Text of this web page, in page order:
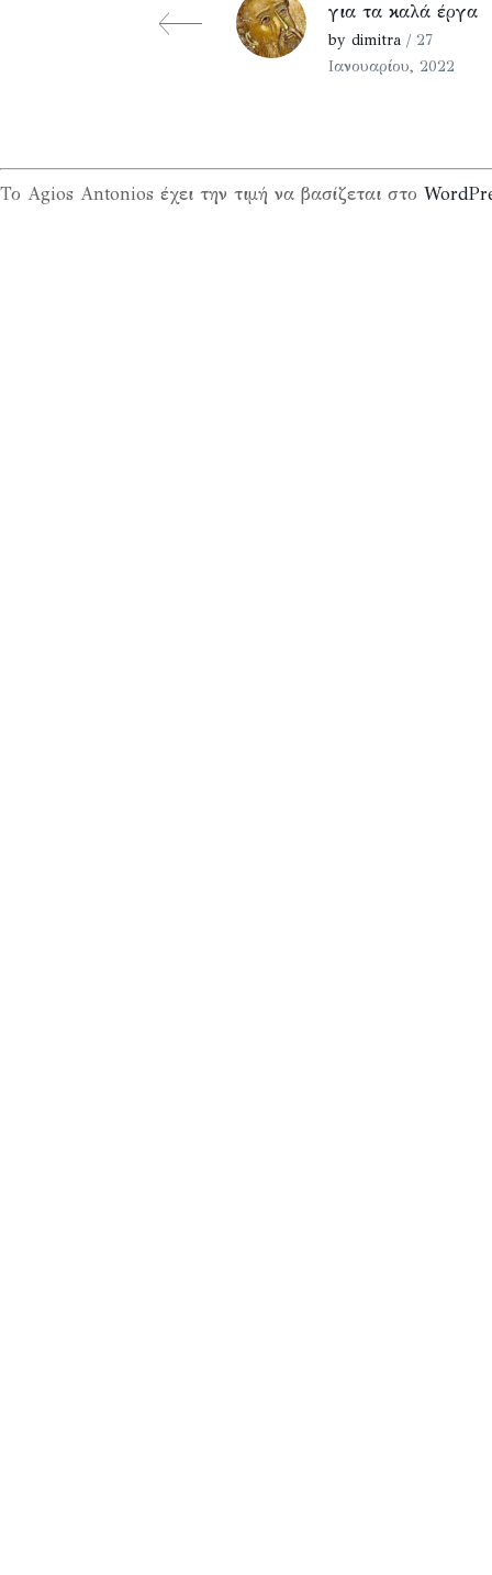
για τα καλά έργα
by dimitra / 27
Ιανουαρίου, 2022
Το Agios Antonios έχει την τιμή να βασίζεται στο